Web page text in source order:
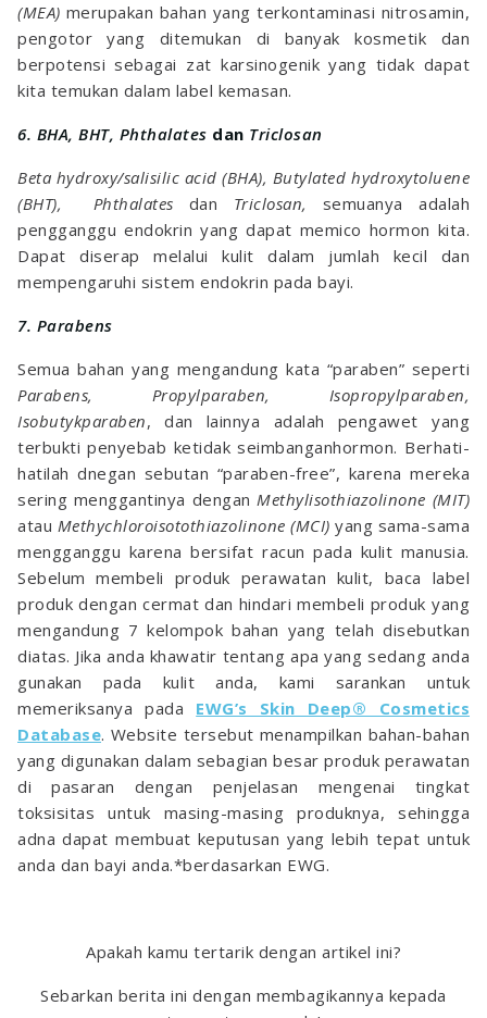
(MEA) merupakan bahan yang terkontaminasi nitrosamin,
pengotor yang ditemukan di banyak kosmetik dan
berpotensi sebagai zat karsinogenik yang tidak dapat
kita temukan dalam label kemasan.
6. BHA, BHT, Phthalates dan Triclosan
Beta hydroxy/salisilic acid (BHA), Butylated hydroxytoluene
(BHT), Phthalates dan Triclosan, semuanya adalah
pengganggu endokrin yang dapat memico hormon kita.
Dapat diserap melalui kulit dalam jumlah kecil dan
mempengaruhi sistem endokrin pada bayi.
7. Parabens
Semua bahan yang mengandung kata “paraben” seperti
Parabens, Propylparaben, Isopropylparaben,
Isobutykparaben, dan lainnya adalah pengawet yang
terbukti penyebab ketidak seimbanganhormon. Berhati-
hatilah dnegan sebutan “paraben-free”, karena mereka
sering menggantinya denganMethylisothiazolinone (MIT)
atau Methychloroisotothiazolinone (MCI) yang sama-sama
mengganggu karena bersifat racun pada kulit manusia.
Sebelum membeli produk perawatan kulit, baca label
produk dengan cermat dan hindari membeli produk yang
mengandung 7 kelompok bahan yang telah disebutkan
diatas. Jika anda khawatir tentang apa yang sedang anda
gunakan pada kulit anda, kami sarankan untuk
memeriksanya pada EWG’s Skin Deep® Cosmetics
Database. Website tersebut menampilkan bahan-bahan
yang digunakan dalam sebagian besar produk perawatan
di pasaran dengan penjelasan mengenai tingkat
toksisitas untuk masing-masing produknya, sehingga
adna dapat membuat keputusan yang lebih tepat untuk
anda dan bayi anda.*berdasarkan EWG.
Apakah kamu tertarik dengan artikel ini?
Sebarkan berita ini dengan membagikannya kepada